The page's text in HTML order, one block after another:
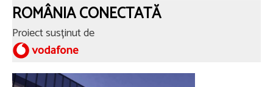
ROMÂNIA CONECTATĂ
Proiect susținut de